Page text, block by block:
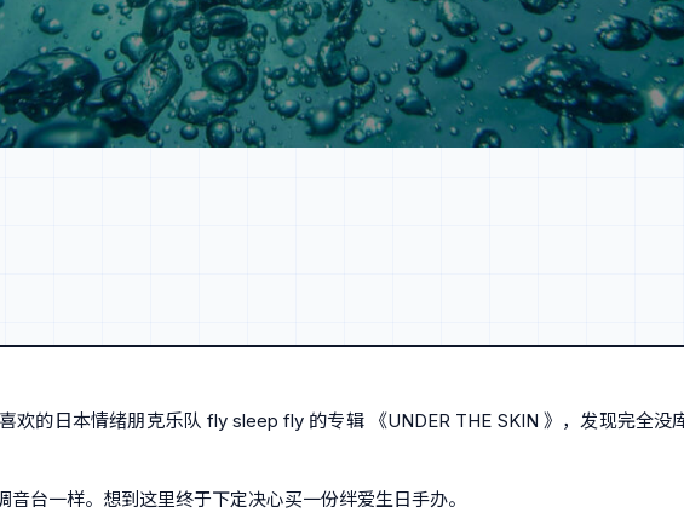
欢的日本情绪朋克乐队 fly sleep fly 的专辑 《UNDER THE SKIN 》，发现完全没
台一样。想到这里终于下定决心买一份绊爱生日手办。